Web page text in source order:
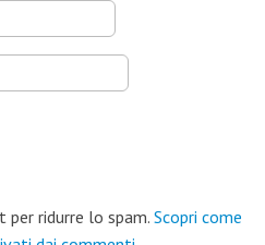
ridurre lo spam. Scopri come